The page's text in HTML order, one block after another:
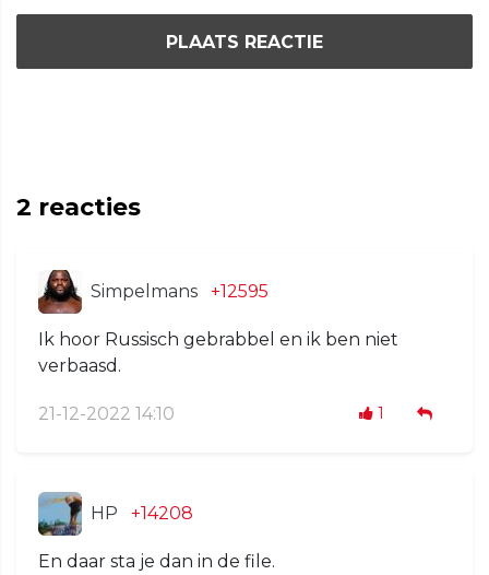
PLAATS REACTIE
2 reacties
Simpelmans +12595
Ik hoor Russisch gebrabbel en ik ben niet
verbaasd.
21-12-2022 14:10 1
HP +14208
En daar sta je dan in de file.